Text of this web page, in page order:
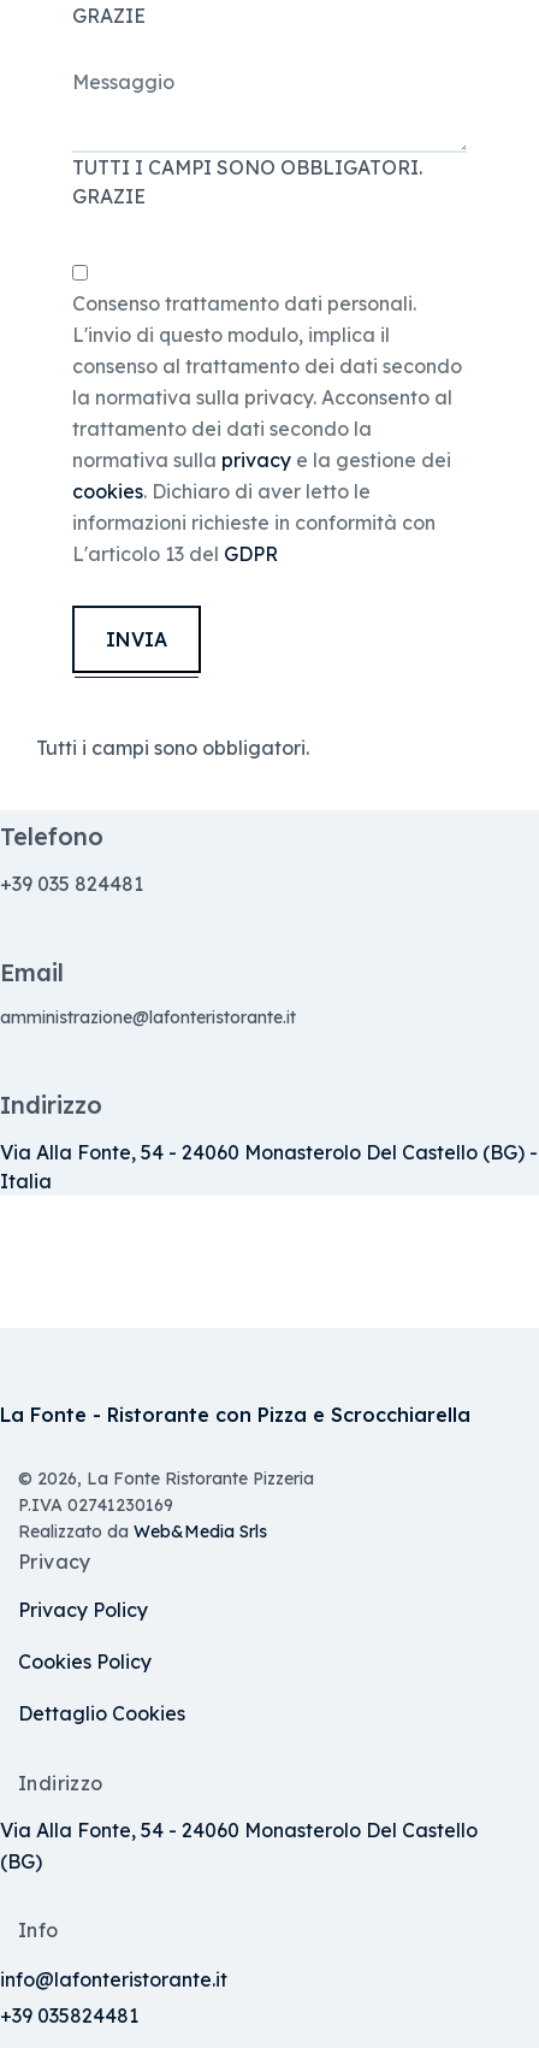
GRAZIE
Messaggio
TUTTI I CAMPI SONO OBBLIGATORI.
GRAZIE
Consenso trattamento dati personali.
L'invio di questo modulo, implica il
consenso al trattamento dei dati secondo
la normativa sulla privacy. Acconsento al
trattamento dei dati secondo la
normativa sulla privacy e la gestione dei
cookies. Dichiaro di aver letto le
informazioni richieste in conformità con
L'articolo 13 del GDPR
INVIA
Tutti i campi sono obbligatori.
Telefono
+39 035 824481
Email
amministrazione@lafonteristorante.it
Indirizzo
Via Alla Fonte, 54 - 24060 Monasterolo Del Castello (BG) -
Italia
La Fonte - Ristorante con Pizza e Scrocchiarella
© 2026, La Fonte Ristorante Pizzeria
P.IVA 02741230169
Realizzato da Web&Media Srls
Privacy
Privacy Policy
Cookies Policy
Dettaglio Cookies
Indirizzo
Via Alla Fonte, 54 - 24060 Monasterolo Del Castello
(BG)
Info
info@lafonteristorante.it
+39 035824481